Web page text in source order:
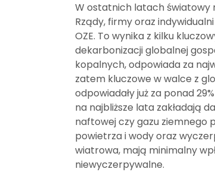
W ostatnich latach światowy
Rządy, firmy oraz
OZE. To wynika z kilku
dekarbonizacji globalnej
kopalnych, odpowiada za
zatem kluczowe w walce z
odpowiadały już za ponad
na najbliższe lata zakładają
naftowej czy gazu ziemnego
powietrza i wody oraz
wiatrowa, mają minimalny
niewyczerpywalne.